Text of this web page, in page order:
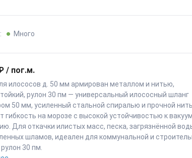
Много
/ пог.м.
илососов д. 50 мм армирован металлом и нитью,
рулон 30 пм — универсальный илососный шланг
50 мм, усиленный стальной спиралью и прочной
гибкость на морозе с высокой устойчивостью к
Для откачки илистых масс, песка, загрязнённой
шламов, идеален для коммунальной и
30 пм.